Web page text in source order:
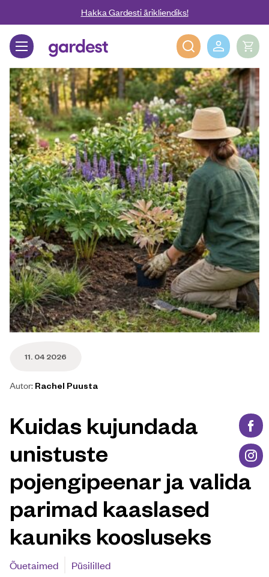
Liigu edasi põhisisu juurdeHakka Gardesti ärikliendiks!
Gardest
Blogi info
11. 04 2026
Autor: Rachel Puusta
Blogi peamine osa
Kuidas kujundada
unistuste
pojengipeenar ja valida
parimad kaaslased
kauniks koosluseks
Õuetaimed Püsililled